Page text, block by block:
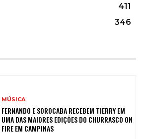
411
346
MÚSICA
FERNANDO E SOROCABA RECEBEM TIERRY EM
UMA DAS MAIORES EDIÇÕES DO CHURRASCO ON
FIRE EM CAMPINAS